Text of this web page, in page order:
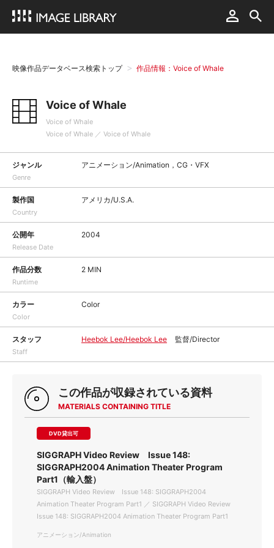
映像作品データベース検索トップ 作品情報：Voice of Whale
Voice of Whale
Voice of Whale
Voice of Whale ／ Voice of Whale
ジャンル
Genre
アニメーション/Animation，CG・VFX
製作国
Country
アメリカ/U.S.A.
公開年
Release Date
2004
作品分数
Runtime
2 MIN
カラー
Color
Color
スタッフ
Staff
Heebok Lee/Heebok Lee 監督/Director
この作品が収録されている資料
MATERIALS CONTAINING TITLE
DVD貸出可
SIGGRAPH Video Review Issue 148:
SIGGRAPH2004 Animation Theater Program
Part1（輸入盤）
SIGGRAPH Video Review Issue 148: SIGGRAPH2004
Animation Theater Program Part1 ／ SIGGRAPH Video Review
Issue 148: SIGGRAPH2004 Animation Theater Program Part1
アニメーション/Animation